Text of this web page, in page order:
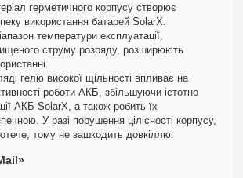
герметичного корпусу створює
використання батарей SolarX.
температури експлуатації,
струму розряду, розширюють
гелю високої щільності впливає на
роботи АКБ, збільшуючи істотно
АКБ SolarX, а також робить їх
У разі порушення цілісності корпусу,
тому не зашкодить довкіллю.